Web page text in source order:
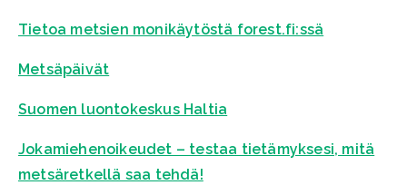
Tietoa metsien monikäytöstä forest.fi:ssä
Metsäpäivät
Suomen luontokeskus Haltia
Jokamiehenoikeudet – testaa tietämyksesi, mitä
metsäretkellä saa tehdä!